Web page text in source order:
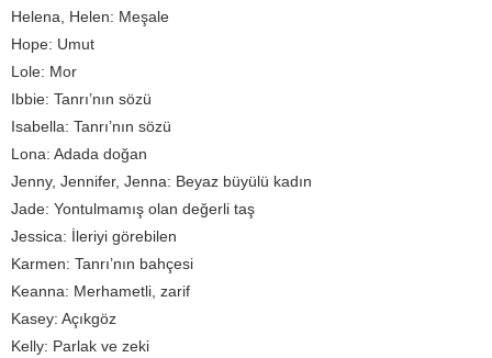
Helena, Helen: Meşale
Hope: Umut
Lole: Mor
Ibbie: Tanrı’nın sözü
Isabella: Tanrı’nın sözü
Lona: Adada doğan
Jenny, Jennifer, Jenna: Beyaz büyülü kadın
Jade: Yontulmamış olan değerli taş
Jessica: İleriyi görebilen
Karmen: Tanrı’nın bahçesi
Keanna: Merhametli, zarif
Kasey: Açıkgöz
Kelly: Parlak ve zeki